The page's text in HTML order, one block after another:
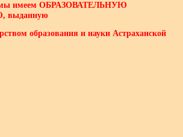
имеем ОБРАЗОВАТЕЛЬНУЮ
, выданную
образования и науки Астраханской